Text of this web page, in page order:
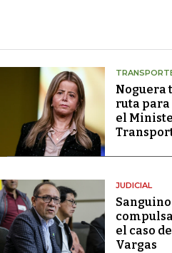
Noguera
ruta para
el
JUDICIAL
el caso
Vargas